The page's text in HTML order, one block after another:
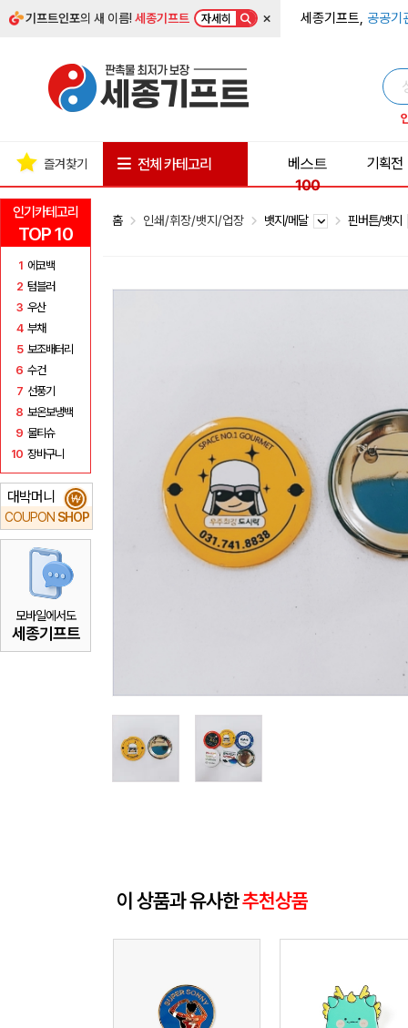
기프트인포의 새 이름!세종기프트 자세히 × 세종기프트, 공공기
인기카테고리
TOP 10
1 에코백
2 텀블러
3 우산
4 부채
5 보조배터리
6 수건
7 선풍기
8 보온보냉백
9 물티슈
10 장바구니
대박머니
COUPON SHOP
₩
모바일에서도
세종기프트
즐겨찾기 전체 카테고리
베스트
100
기획전
홈 인쇄/휘장/뱃지/업장 뱃지/메달 핀버튼/뱃지
이 상품과 유사한추천상품